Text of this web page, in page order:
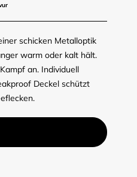
schicken Metalloptik
warm oder kalt hält.
an. Individuell
Deckel schützt